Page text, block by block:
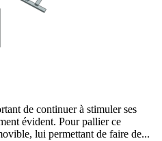
de continuer à stimuler ses
évident. Pour pallier ce
lui permettant de faire de...